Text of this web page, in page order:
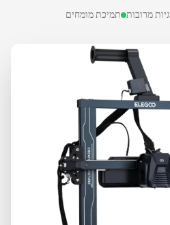
מרובות תמיכת מומחים